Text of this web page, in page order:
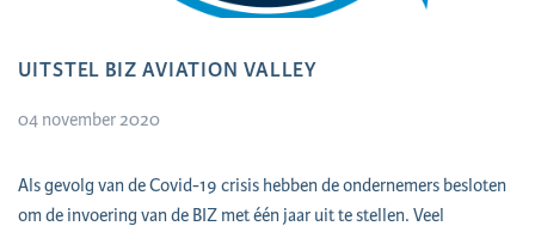
UITSTEL BIZ AVIATION VALLEY
04 november 2020
Als gevolg van de Covid-19 crisis hebben de ondernemers besloten
om de invoering van de BIZ met één jaar uit te stellen. Veel